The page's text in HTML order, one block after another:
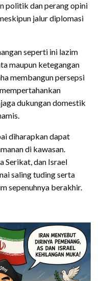
politik dan perang opini
jalur diplomasi
seperti ini lazim
maupun ketegangan
membangun persepsi
dukungan domestik
diharapkan dapat
di kawasan.
Serikat, dan Israel
saling tuding serta
sepenuhnya berakhir.